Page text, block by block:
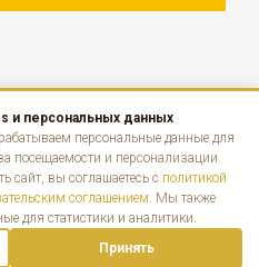
и персональных данных
персональные данные для
посещаемости и персонализации
сайт, вы соглашаетесь с политикой
соглашением. Мы также
для статистики и аналитики.
Принять